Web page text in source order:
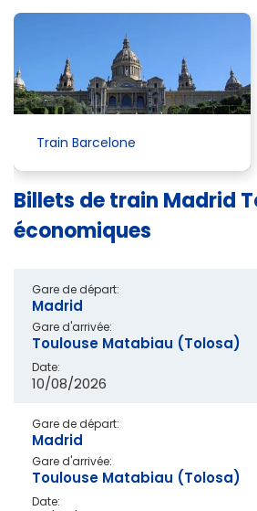
Train Barcelone
Billets de train Madrid
économiques
Gare de départ:
Madrid
Gare d'arrivée:
Toulouse Matabiau (Tolosa)
Date:
10/08/2026
Gare de départ:
Madrid
Gare d'arrivée:
Toulouse Matabiau (Tolosa)
Date: